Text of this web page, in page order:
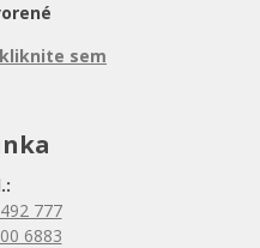
sem
777
6883